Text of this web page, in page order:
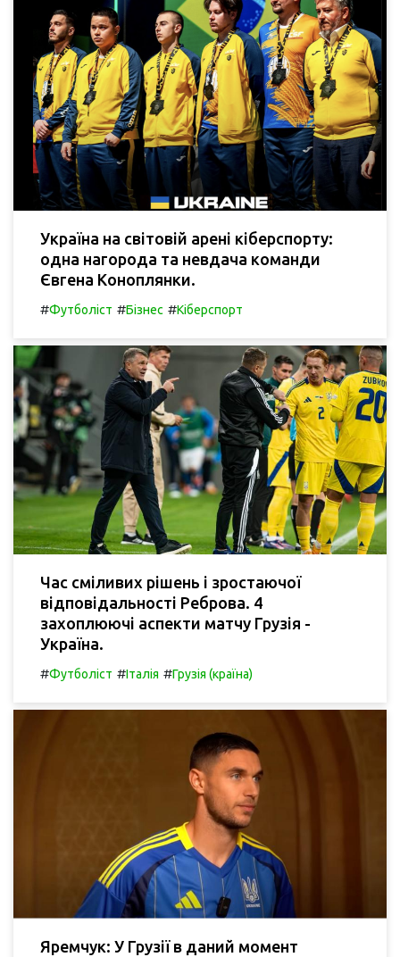
Україна на світовій арені кіберспорту:
одна нагорода та невдача команди
Євгена Коноплянки.
#Футболіст #Бізнес #Кіберспорт
Час сміливих рішень і зростаючої
відповідальності Реброва. 4
захоплюючі аспекти матчу Грузія -
Україна.
#Футболіст #Італія #Грузія (країна)
Яремчук: У Грузії в даний момент